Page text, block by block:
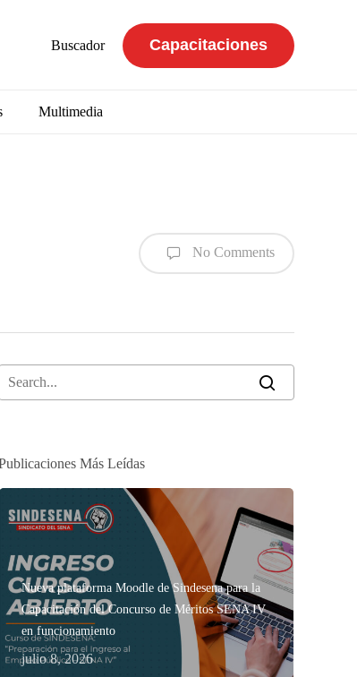
Buscador Capacitaciones
Multimedia
No Comments
Más Leídas
Nueva plataforma Moodle de Sindesena para la
Capacitación del Concurso de Méritos SENA IV
en funcionamiento
julio 8, 2026